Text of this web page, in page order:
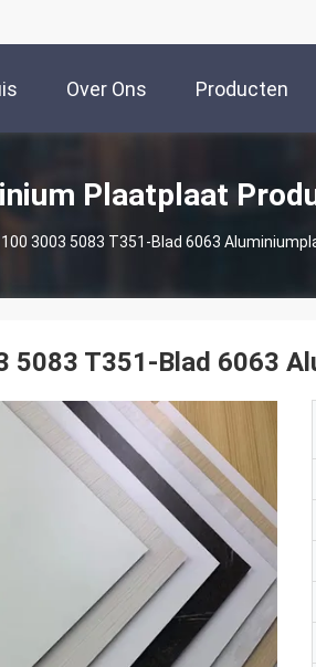
Over Ons Producten
Plaatplaat
3003 5083 T351-Blad 6063
5083 T351-Blad 6063